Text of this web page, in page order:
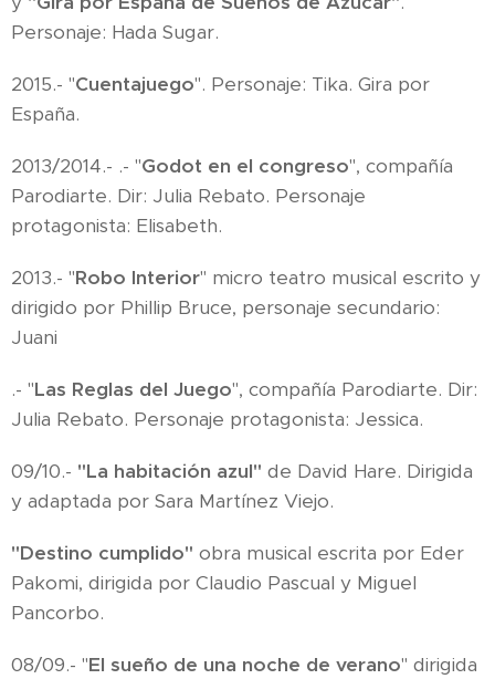
Personaje: Hada Sugar.
2015.- "Cuentajuego". Personaje: Tika. Gira por
España.
2013/2014.- .- "Godot en el congreso", compañía
Parodiarte. Dir: Julia Rebato. Personaje
protagonista: Elisabeth.
2013.- "Robo Interior" micro teatro musical escrito y
dirigido por Phillip Bruce, personaje secundario:
Juani
.- "Las Reglas del Juego", compañía Parodiarte. Dir:
Julia Rebato. Personaje protagonista: Jessica.
09/10.- "La habitación azul" de David Hare. Dirigida
y adaptada por Sara Martínez Viejo.
"Destino cumplido" obra musical escrita por Eder
Pakomi, dirigida por Claudio Pascual y Miguel
Pancorbo.
08/09.- "El sueño de una noche de verano" dirigida